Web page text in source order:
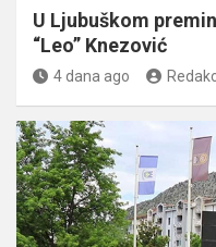
U Ljubuškom
“Leo” Knezović
4 dana ago